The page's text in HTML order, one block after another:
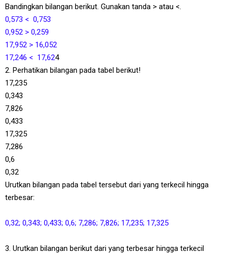
Bandingkan bilangan berikut. Gunakan tanda > atau <.
0,573 < 0,753
0,952 > 0,259
17,952 > 16,052
17,246 < 17,624
2. Perhatikan bilangan pada tabel berikut!
17,235
0,343
7,826
0,433
17,325
7,286
0,6
0,32
Urutkan bilangan pada tabel tersebut dari yang terkecil hingga
terbesar:
0,32; 0,343; 0,433; 0,6; 7,286; 7,826; 17,235; 17,325
3. Urutkan bilangan berikut dari yang terbesar hingga terkecil